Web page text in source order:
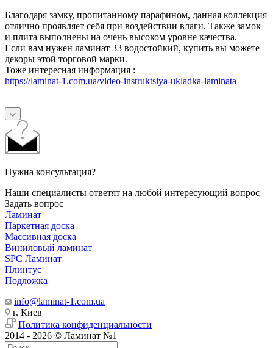
Благодаря замку, пропитанному парафином, данная коллекция
отлично проявляет себя при воздействии влаги. Также замок
и плита выполнены на очень высоком уровне качества.
Если вам нужен ламинат 33 водостойкий, купить вы можете
декоры этой торговой марки.
Тоже интересная информация :
https://laminat-1.com.ua/video-instruktsiya-ukladka-laminata
Нужна консультация?
Наши специалисты ответят на любой интересующий вопрос
Задать вопрос
Ламинат
Паркетная доска
Массивная доска
Виниловый ламинат
SPC Ламинат
Плинтус
Подложка
info@laminat-1.com.ua
г. Киев
Политика конфиденциальности
2014 - 2026 © Ламинат №1